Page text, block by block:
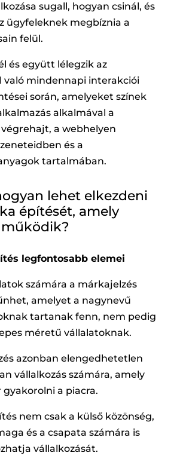
sugall, hogyan csinál, és
ügyfeleknek megbíznia a
felül.
és együtt lélegzik az
való mindennapi interakciói
során, amelyeket színek
alkalmával a
a webhelyen
és a
tartalmában.
lehet elkezdeni
építését, amely
legfontosabb elemei
számára a márkajelzés
amelyet a nagynevű
tartanak fenn, nem pedig
méretű vállalatoknak.
azonban elengedhetetlen
vállalkozás számára, amely
a piacra.
nem csak a külső közönség,
és a csapata számára is
vállalkozását.